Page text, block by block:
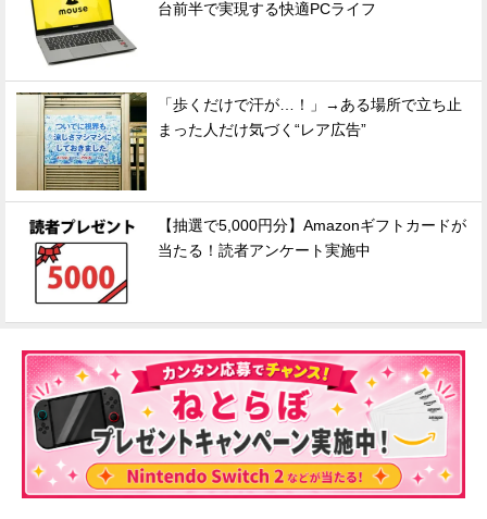
台前半で実現する快適PCライフ
「歩くだけで汗が…！」→ある場所で立ち止
まった人だけ気づく“レア広告”
【抽選で5,000円分】Amazonギフトカードが
当たる！読者アンケート実施中